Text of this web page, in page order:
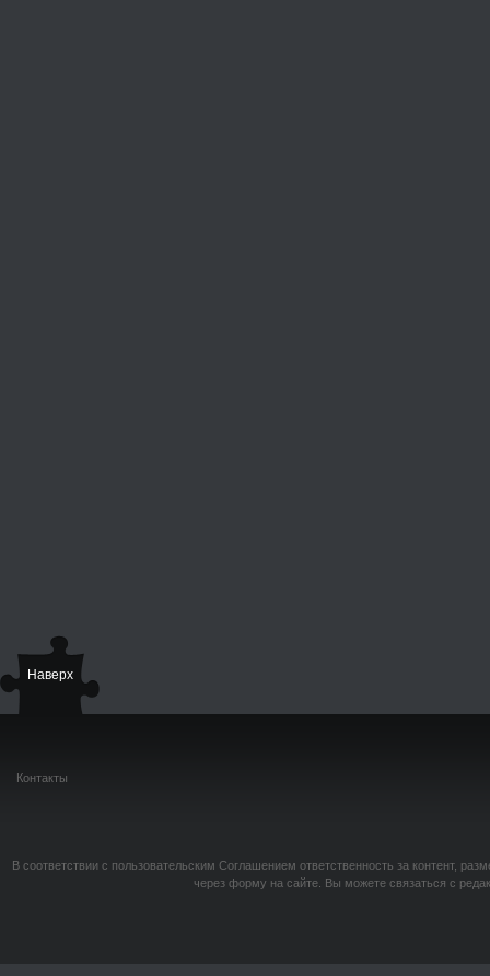
Наверх
Контакты
В соответствии с пользовательским Соглашением ответственность за контент,
через форму на сайте. Вы можете связаться с